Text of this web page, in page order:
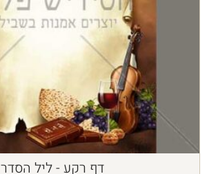
דף רקע - ליל הסדר